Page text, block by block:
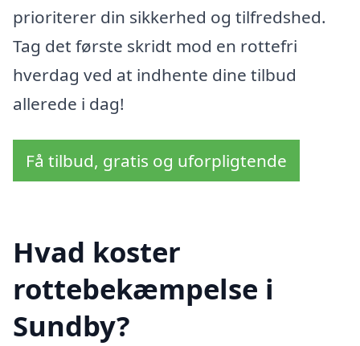
prioriterer din sikkerhed og tilfredshed.
Tag det første skridt mod en rottefri
hverdag ved at indhente dine tilbud
allerede i dag!
Få tilbud, gratis og uforpligtende
Hvad koster
rottebekæmpelse i
Sundby?